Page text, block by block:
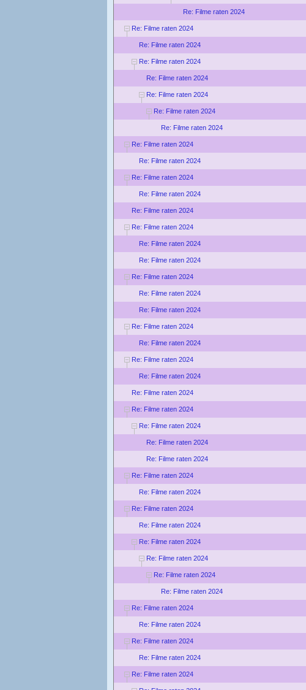
Re: Filme raten 2024
Re: Filme raten 2024
Re: Filme raten 2024
Re: Filme raten 2024
Re: Filme raten 2024
Re: Filme raten 2024
Re: Filme raten 2024
Re: Filme raten 2024
Re: Filme raten 2024
Re: Filme raten 2024
Re: Filme raten 2024
Re: Filme raten 2024
Re: Filme raten 2024
Re: Filme raten 2024
Re: Filme raten 2024
Re: Filme raten 2024
Re: Filme raten 2024
Re: Filme raten 2024
Re: Filme raten 2024
Re: Filme raten 2024
Re: Filme raten 2024
Re: Filme raten 2024
Re: Filme raten 2024
Re: Filme raten 2024
Re: Filme raten 2024
Re: Filme raten 2024
Re: Filme raten 2024
Re: Filme raten 2024
Re: Filme raten 2024
Re: Filme raten 2024
Re: Filme raten 2024
Re: Filme raten 2024
Re: Filme raten 2024
Re: Filme raten 2024
Re: Filme raten 2024
Re: Filme raten 2024
Re: Filme raten 2024
Re: Filme raten 2024
Re: Filme raten 2024
Re: Filme raten 2024
Re: Filme raten 2024